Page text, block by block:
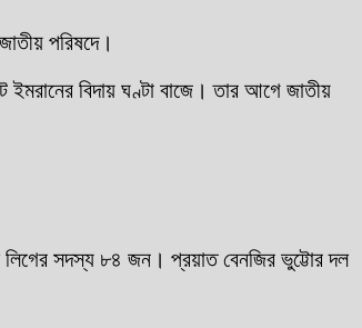
পরিষদে।
বিদায় ঘণ্টা বাজে। তার আগে জাতীয়
লিগের সদস্য ৮৪ জন। প্রয়াত বেনজির ভুট্টোর দল